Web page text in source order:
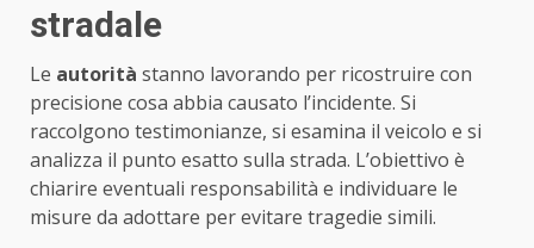
stradale
Le autorità stanno lavorando per ricostruire con
precisione cosa abbia causato l’incidente. Si
raccolgono testimonianze, si esamina il veicolo e si
analizza il punto esatto sulla strada. L’obiettivo è
chiarire eventuali responsabilità e individuare le
misure da adottare per evitare tragedie simili.